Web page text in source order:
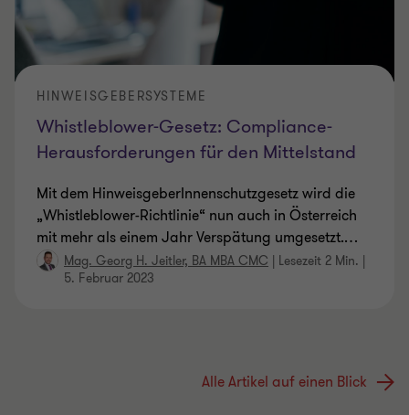
Whistleblower-Gesetz: Compliance-
Herausforderungen für den Mittelstand
HINWEISGEBERSYSTEME
Mit dem HinweisgeberInnenschutzgesetz wird die
„Whistleblower-Richtlinie“ nun auch in Österreich
mit mehr als einem Jahr Verspätung umgesetzt.…
Mag. Georg H. Jeitler, BA MBA CMC | Lesezeit 2 Min. |
5. Februar 2023
Alle Artikel auf einen Blick